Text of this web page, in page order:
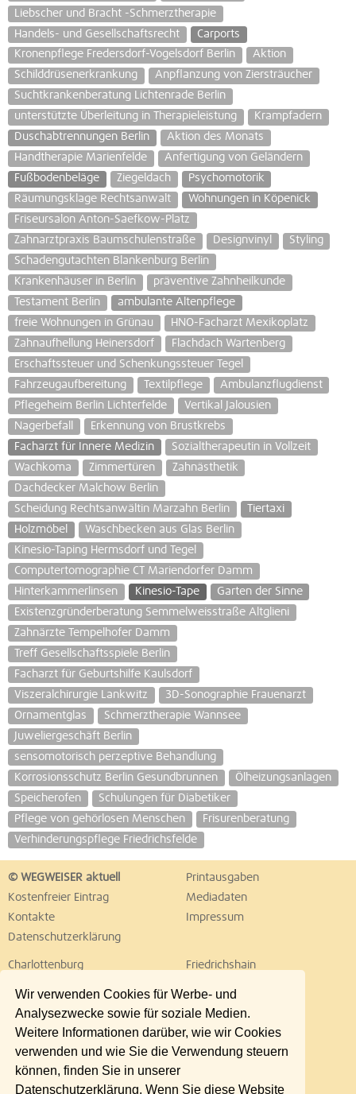
Wir verwenden Cookies für Werbe- und
Analysezwecke sowie für soziale Medien.
Weitere Informationen darüber, wie wir Cookies
verwenden und wie Sie die Verwendung steuern
können, finden Sie in unserer
Datenschutzerklärung. Wenn Sie diese Website
Liebscher und Bracht -Schmerztherapie
Handels- und Gesellschaftsrecht
Carports
Kronenpflege Fredersdorf-Vogelsdorf Berlin
Aktion
Schilddrüsenerkrankung
Anpflanzung von Ziersträucher
Suchtkrankenberatung Lichtenrade Berlin
unterstützte Überleitung in Therapieleistung
Krampfadern
Duschabtrennungen Berlin
Aktion des Monats
Handtherapie Marienfelde
Anfertigung von Geländern
Fußbodenbeläge
Ziegeldach
Psychomotorik
Räumungsklage Rechtsanwalt
Wohnungen in Köpenick
Friseursalon Anton-Saefkow-Platz
Zahnarztpraxis Baumschulenstraße
Designvinyl
Styling
Schadengutachten Blankenburg Berlin
Krankenhäuser in Berlin
präventive Zahnheilkunde
Testament Berlin
ambulante Altenpflege
freie Wohnungen in Grünau
HNO-Facharzt Mexikoplatz
Zahnaufhellung Heinersdorf
Flachdach Wartenberg
Erschaftssteuer und Schenkungssteuer Tegel
Fahrzeugaufbereitung
Textilpflege
Ambulanzflugdienst
Pflegeheim Berlin Lichterfelde
Vertikal Jalousien
Nagerbefall
Erkennung von Brustkrebs
Facharzt für Innere Medizin
Sozialtherapeutin in Vollzeit
Wachkoma
Zimmertüren
Zahnästhetik
Dachdecker Malchow Berlin
Scheidung Rechtsanwältin Marzahn Berlin
Tiertaxi
Holzmöbel
Waschbecken aus Glas Berlin
Kinesio-Taping Hermsdorf und Tegel
Computertomographie CT Mariendorfer Damm
Hinterkammerlinsen
Kinesio-Tape
Garten der Sinne
Existenzgründerberatung Semmelweisstraße Altglieni
Zahnärzte Tempelhofer Damm
Treff Gesellschaftsspiele Berlin
Facharzt für Geburtshilfe Kaulsdorf
Viszeralchirurgie Lankwitz
3D-Sonographie Frauenarzt
Ornamentglas
Schmerztherapie Wannsee
Juweliergeschäft Berlin
sensomotorisch perzeptive Behandlung
Korrosionsschutz Berlin Gesundbrunnen
Ölheizungsanlagen
Speicherofen
Schulungen für Diabetiker
Pflege von gehörlosen Menschen
Frisurenberatung
Verhinderungspflege Friedrichsfelde
© WEGWEISER aktuell
Printausgaben
Kostenfreier Eintrag
Mediadaten
Kontakte
Impressum
Datenschutzerklärung
Charlottenburg
Friedrichshain
Lichtenberg
Marzahn
Neukölln
Pankow
Reinickendorf
Schöneberg